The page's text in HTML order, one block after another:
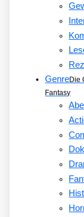
GenreDie
Fantasy